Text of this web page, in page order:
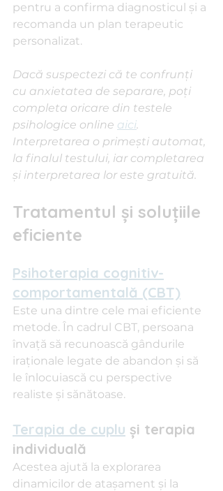
pentru a confirma diagnosticul și a
recomanda un plan terapeutic
personalizat.
Dacă suspectezi că te confrunți
cu anxietatea de separare, poți
completa oricare din testele
psihologice online aici.
Interpretarea o primești automat,
la finalul testului, iar completarea
și interpretarea lor este gratuită.
Tratamentul și soluțiile
eficiente
Psihoterapia cognitiv-
comportamentală (CBT)
Este una dintre cele mai eficiente
metode. În cadrul CBT, persoana
învață să recunoască gândurile
iraționale legate de abandon și să
le înlocuiască cu perspective
realiste și sănătoase.
Terapia de cuplu și terapia
individuală
Acestea ajută la explorarea
dinamicilor de atașament și la